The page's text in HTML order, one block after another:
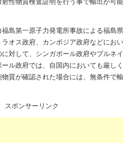
島第一原子力発電所事故による福島
オス政府、カンボジア政府などにお
対して、シンガポール政府やブルネ
ル政府では、自国内においても厳し
質が確認された場合には、無条件で
スポンサーリンク